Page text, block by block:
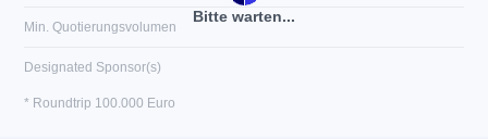
Bitte warten...
Min. Quotierungsvolumen
Designated Sponsor(s)
* Roundtrip 100.000 Euro